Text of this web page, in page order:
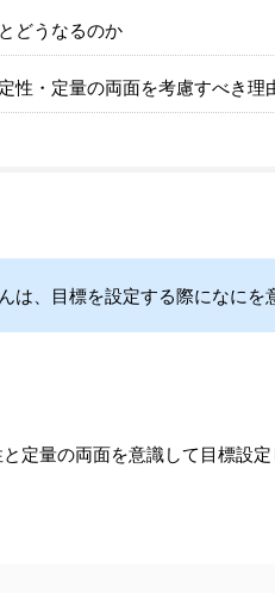
どうなるのか
性・定量の両面を考慮すべき理
は、目標を設定する際になにを
定量の両面を意識して目標設定